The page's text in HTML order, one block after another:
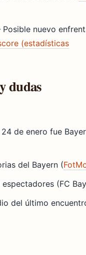
Posible nuevo
(estadísticas
dudas
de enero fue
del Bayern (
(FC
del último